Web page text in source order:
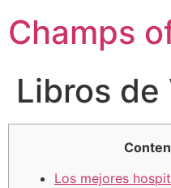
Champs
Libros de
Los mejores